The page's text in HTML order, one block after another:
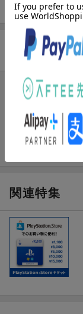
キャラクターはそ
す。
攻略できるステー
ジ。
「能力の違うキャ
同梱物
◆ねんどろいどコ
コットン初のねん
ります。
◆コットン30周年
「コットン30周
ました。
コットンの歴史や
定）
商品レビュ
関連特集